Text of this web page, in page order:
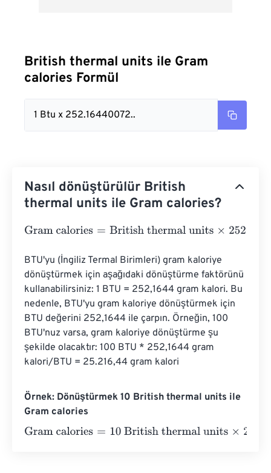
British thermal units ile Gram
calories Formül
1 Btu x 252.16440072..
Nasıl dönüştürülür British
thermal units ile Gram calories?
Gram calories=British thermal units× 252.16440072
BTU'yu (İngiliz Termal Birimleri) gram kaloriye
dönüştürmek için aşağıdaki dönüştürme faktörünü
kullanabilirsiniz: 1 BTU = 252,1644 gram kalori. Bu
nedenle, BTU'yu gram kaloriye dönüştürmek için
BTU değerini 252,1644 ile çarpın. Örneğin, 100
BTU'nuz varsa, gram kaloriye dönüştürme şu
şekilde olacaktır: 100 BTU * 252,1644 gram
kalori/BTU = 25.216,44 gram kalori
Örnek: Dönüştürmek 10 British thermal units ile
Gram calories
Gram calories=10 British thermal units×252.16440072